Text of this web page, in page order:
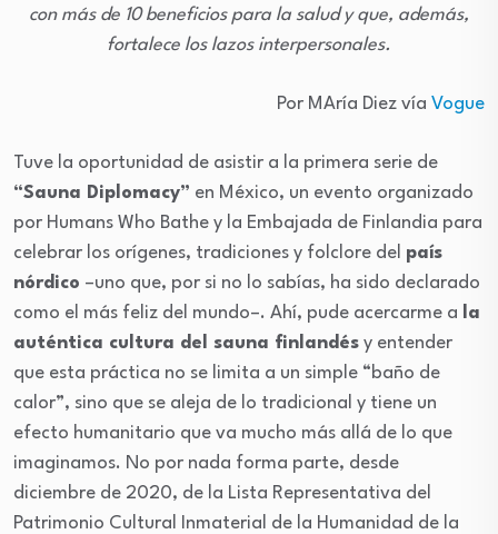
con más de 10 beneficios para la salud y que, además,
fortalece los lazos interpersonales.
Por MAría Diez vía Vogue
Tuve la oportunidad de asistir a la primera serie de
“Sauna Diplomacy” en México, un evento organizado
por Humans Who Bathe y la Embajada de Finlandia para
celebrar los orígenes, tradiciones y folclore del país
nórdico –uno que, por si no lo sabías, ha sido declarado
como el más feliz del mundo–. Ahí, pude acercarme a
la
auténtica cultura del sauna finlandés y entender
que esta práctica no se limita a un simple “baño de
calor”, sino que se aleja de lo tradicional y tiene un
efecto humanitario que va mucho más allá de lo que
imaginamos. No por nada forma parte, desde
diciembre de 2020, de la Lista Representativa del
Patrimonio Cultural Inmaterial de la Humanidad de la